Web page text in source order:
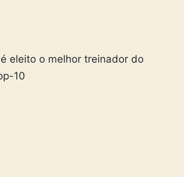
eleito o melhor treinador do
10